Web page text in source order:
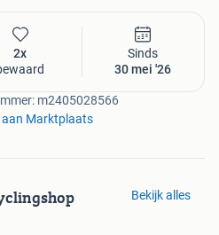
2x
Sinds
30 mei '26
m2405028566
aan Marktplaats
Bekijk alles